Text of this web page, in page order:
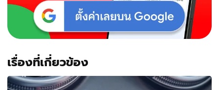
เรื่องที่เกี่ยวข้อง